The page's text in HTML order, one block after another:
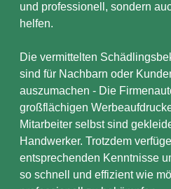
und professionell, sondern
helfen.
Die vermittelten
sind für Nachbarn oder
auszumachen - Die
großflächigen
Mitarbeiter selbst sind
Handwerker. Trotzdem
entsprechenden Kenntnisse
so schnell und effizient wie